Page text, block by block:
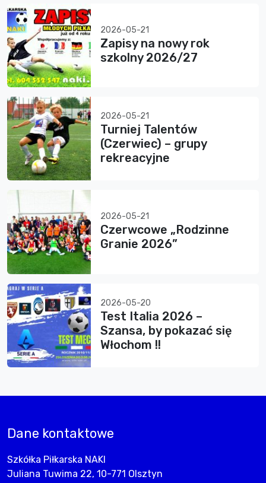
2026-05-21
Zapisy na nowy rok
szkolny 2026/27
2026-05-21
Turniej Talentów
(Czerwiec) – grupy
rekreacyjne
2026-05-21
Czerwcowe „Rodzinne
Granie 2026”
2026-05-20
Test Italia 2026 –
Szansa, by pokazać się
Włochom !!
Dane kontaktowe
Szkółka Piłkarska NAKI
Juliana Tuwima 22, 10-771 Olsztyn